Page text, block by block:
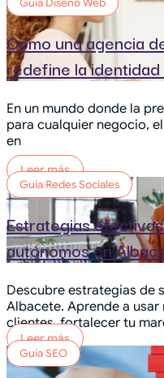
Cómo una agencia
redefine la
En un mundo donde la
para cualquier negocio,
en
Leer más
Guía Redes Sociales
Estrategias
autónomos en
Descubre estrategias de
Albacete. Aprende a
clientes, fortalecer tu
Leer más
Guía SEO